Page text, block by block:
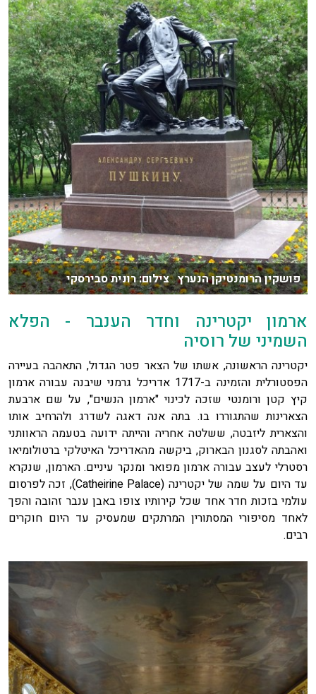
פושקין הרומנטיקן הנערץ צילום: רונית סבירסקי
ארמון יקטרינה וחדר הענבר - הפלא
השמיני של רוסיה
יקטרינה הראשונה, אשתו של הצאר פטר הגדול, התאהבה בעיירה
הפסטורלית והזמינה ב-1717 אדריכל גרמני שיבנה עבורה ארמון
קיץ קטן ורומנטי שזכה לכינוי "ארמון הנשים", על שם ארבעת
הצארינות שהתגוררו בו. בתה אנה דאגה לשדרג ולהרחיב אותו
והצארית ליזבטה, ששלטה אחריה והייתה ידועה בטעמה הראוותני
ואהבתה לסגנון הבארוק, ביקשה מהאדריכל האיטלקי ברטולומיאו
רסטרלי לעצב עבורה ארמון מפואר ומנקר עיניים. הארמון, שנקרא
עד היום על שמה של יקטרינה (Catheirine Palace), זכה לפרסום
עולמי בזכות חדר אחד שכל קירותיו צופו באבן ענבר זהובה והפך
לאחד מסיפורי המסתורין המרתקים שמעסיק עד היום חוקרים
רבים.